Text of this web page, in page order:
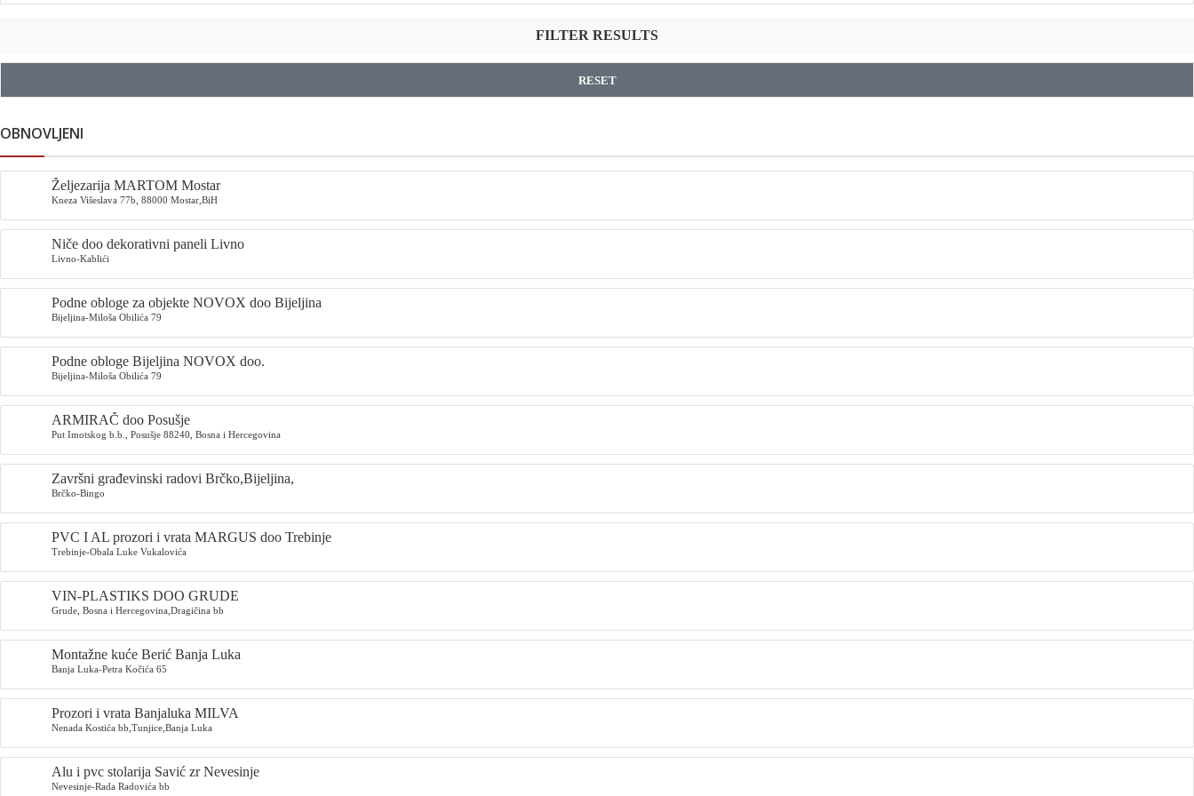
FILTER RESULTS
RESET
OBNOVLJENI
Željezarija MARTOM Mostar
Kneza Višeslava 77b, 88000 Mostar,BiH
Niče doo dekorativni paneli Livno
Livno-Kablići
Podne obloge za objekte NOVOX doo Bijeljina
Bijeljina-Miloša Obilića 79
Podne obloge Bijeljina NOVOX doo.
Bijeljina-Miloša Obilića 79
ARMIRAČ doo Posušje
Put Imotskog b.b., Posušje 88240, Bosna i Hercegovina
Završni građevinski radovi Brčko,Bijeljina,
Brčko-Bingo
PVC I AL prozori i vrata MARGUS doo Trebinje
Trebinje-Obala Luke Vukalovića
VIN-PLASTIKS DOO GRUDE
Grude, Bosna i Hercegovina,Dragičina bb
Montažne kuće Berić Banja Luka
Banja Luka-Petra Kočića 65
Prozori i vrata Banjaluka MILVA
Nenada Kostića bb,Tunjice,Banja Luka
Alu i pvc stolarija Savić zr Nevesinje
Nevesinje-Rada Radovića bb